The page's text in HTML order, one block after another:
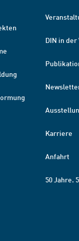
DIN in der
Karriere
Anfahrt
50 Jahre.